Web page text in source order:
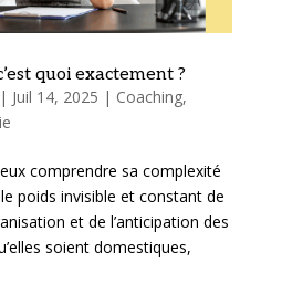
quoi exactement ?
Juil 14, 2025 | Coaching,
comprendre sa complexité
poids invisible et constant de
et de l’anticipation des
soient domestiques,